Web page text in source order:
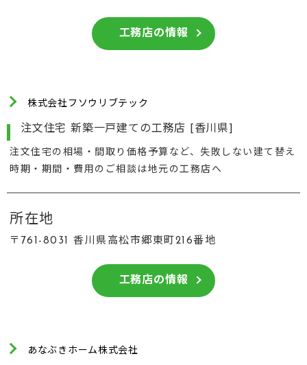
工務店の情報
株式会社フソウリブテック
注文住宅 新築一戸建ての工務店 [香川県]
注文住宅の相場・間取り価格予算など、失敗しない建て替え
時期・期間・費用のご相談は地元の工務店へ
所在地
〒761-8031 香川県高松市郷東町216番地
工務店の情報
あなぶきホーム株式会社